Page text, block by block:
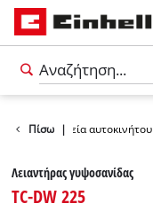
Πίσω |
Εργαλεία αυτοκινήτου
Λειαντήρας γυψοσανίδας
TC-DW 225